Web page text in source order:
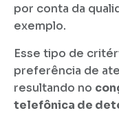
por conta da
exemplo.
Esse tipo de
preferência de
resultando no
telefônica de